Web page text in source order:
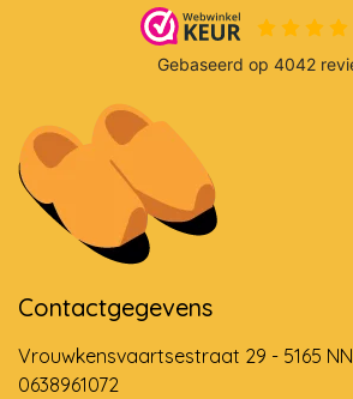
Contactgegevens
Vrouwkensvaartsestraat 29 - 5165
0638961072